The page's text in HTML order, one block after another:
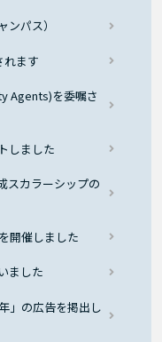
パス）
れます
Agents)を委嘱さ
しました
スカラーシップの
開催しました
ました
」の広告を掲出し